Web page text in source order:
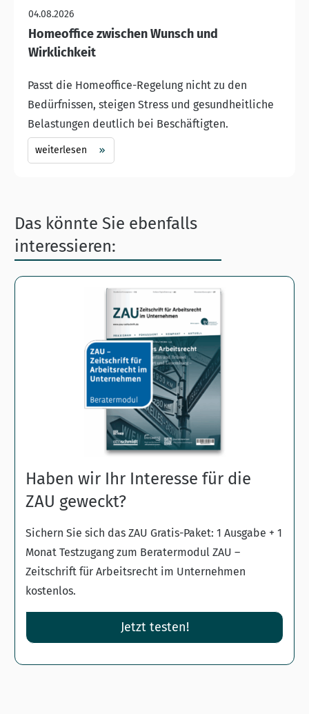
04.08.2026
Homeoffice zwischen Wunsch und
Wirklichkeit
Passt die Homeoffice-Regelung nicht zu den
Bedürfnissen, steigen Stress und gesundheitliche
Belastungen deutlich bei Beschäftigten.
weiterlesen
Das könnte Sie ebenfalls
interessieren:
Haben wir Ihr Interesse für die
ZAU geweckt?
Sichern Sie sich das ZAU Gratis-Paket: 1 Ausgabe + 1
Monat Testzugang zum Beratermodul ZAU –
Zeitschrift für Arbeitsrecht im Unternehmen
kostenlos.
Jetzt testen!